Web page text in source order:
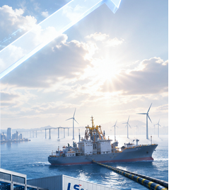
2
송영길·김민석, '조희대 탄핵'
법사위원들 "즉시 대법관 제
‘탄약 고갈 보도’에 격노한 트
색출하라”
4
[주간코인] 지금은 살 때 아
인 왜 못 오르나
5
UAE “호르무즈서 선박 15척
격…1명 사망·20명 부상”